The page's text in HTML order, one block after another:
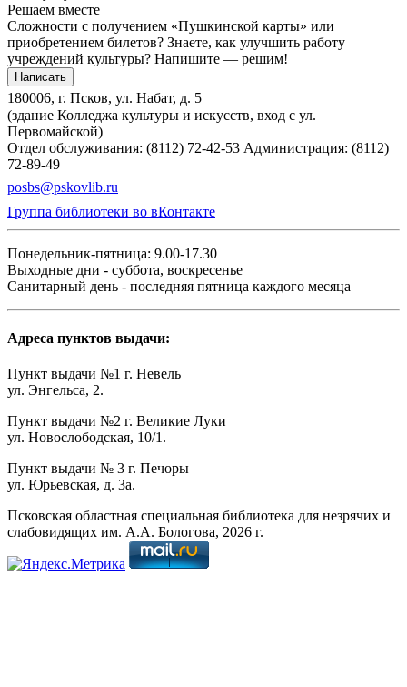
Решаем вместе
Сложности с получением «Пушкинской карты» или
приобретением билетов? Знаете, как улучшить работу
учреждений культуры? Напишите — решим!
Написать
180006, г. Псков, ул. Набат, д. 5
(здание Колледжа культуры и искусств, вход с ул.
Первомайской)
Отдел обслуживания: (8112) 72-42-53 Администрация: (8112)
72-89-49
posbs@pskovlib.ru
Группа библиотеки во вКонтакте
Понедельник-пятница: 9.00-17.30
Выходные дни - суббота, воскресенье
Санитарный день - последняя пятница каждого месяца
Адреса пунктов выдачи:
Пункт выдачи №1 г. Невель
ул. Энгельса, 2.
Пункт выдачи №2 г. Великие Луки
ул. Новослободская, 10/1.
Пункт выдачи № 3 г. Печоры
ул. Юрьевская, д. 3а.
Псковская областная специальная библиотека для незрячих и
слабовидящих им. А.А. Бологова, 2026 г.